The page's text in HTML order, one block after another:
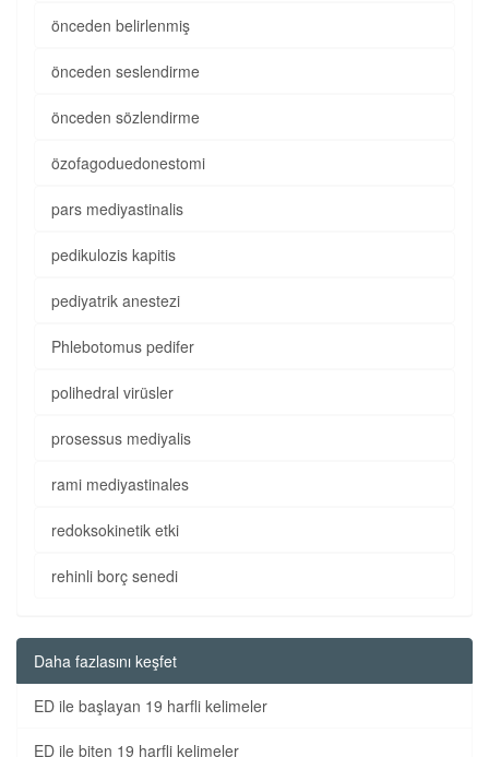
önceden belirlenmiş
önceden seslendirme
önceden sözlendirme
özofagoduedonestomi
pars mediyastinalis
pedikulozis kapitis
pediyatrik anestezi
Phlebotomus pedifer
polihedral virüsler
prosessus mediyalis
rami mediyastinales
redoksokinetik etki
rehinli borç senedi
Daha fazlasını keşfet
ED ile başlayan 19 harfli kelimeler
ED ile biten 19 harfli kelimeler